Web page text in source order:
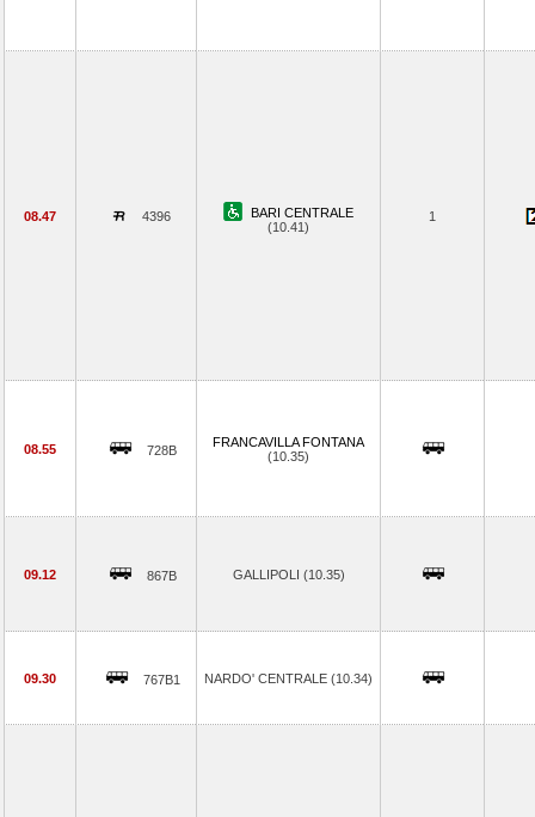
08.47 4396
BARI CENTRALE
(10.41)
1
08.55 728B
FRANCAVILLA FONTANA
(10.35)
09.12 867B GALLIPOLI (10.35)
09.30 767B1 NARDO' CENTRALE (10.34)